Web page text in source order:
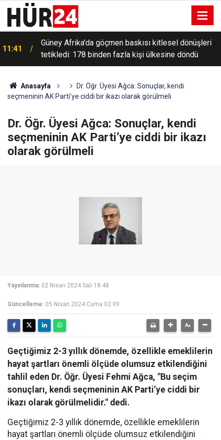
11:41
Güney Afrika'da göçmen baskısı kitlesel dönüşleri
tetikledi: 178 binden fazla kişi ülkesine döndü
Anasayfa
Dr. Öğr. Üyesi Ağca: Sonuçlar, kendi
seçmeninin AK Parti’ye ciddi bir ikazı olarak görülmeli
Dr. Öğr. Üyesi Ağca: Sonuçlar, kendi
seçmeninin AK Parti’ye ciddi bir ikazı
olarak görülmeli
Yayınlanma: 02 Nisan 2024 Salı 18:48
Güncelleme: 05 Nisan 2024 Cuma 02:09
Geçtiğimiz 2-3 yıllık dönemde, özellikle emeklilerin
hayat şartları önemli ölçüde olumsuz etkilendiğini
tahlil eden Dr. Öğr. Üyesi Fehmi Ağca, "Bu seçim
sonuçları, kendi seçmeninin AK Parti’ye ciddi bir
ikazı olarak görülmelidir." dedi.
Geçtiğimiz 2-3 yıllık dönemde, özellikle emeklilerin
hayat şartları önemli ölçüde olumsuz etkilendiğini